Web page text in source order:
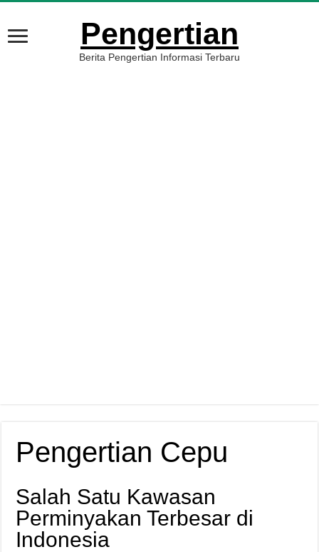
Pengertian
Berita Pengertian Informasi Terbaru
Pengertian Cepu
Salah Satu Kawasan
Perminyakan Terbesar di
Indonesia